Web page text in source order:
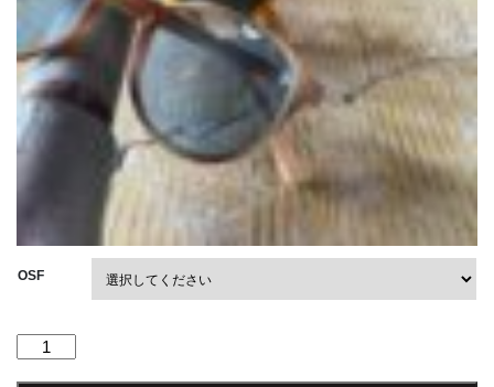
OSF
【Unisex】